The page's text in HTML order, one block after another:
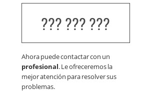
??? ??? ???
Ahora puede contactar con un
profesional. Le ofreceremos la
mejor atención para resolver sus
problemas.